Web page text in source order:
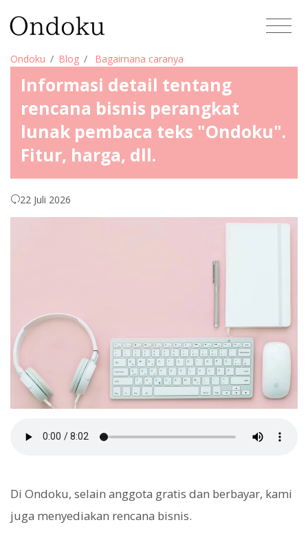
Ondoku Blog Bagaimana caranya
Informasi detail tentang
rencana bisnis perangkat
lunak pembaca teks "Ondoku".
Fitur, harga, dll.
22 Juli 2026
Di Ondoku, selain anggota gratis dan berbayar, kami
juga menyediakan rencana bisnis.